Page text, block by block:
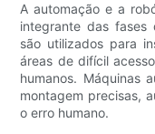
A automação e a
integrante das fases
são utilizados para
áreas de difícil
humanos. Máquinas
montagem precisas,
o erro humano.